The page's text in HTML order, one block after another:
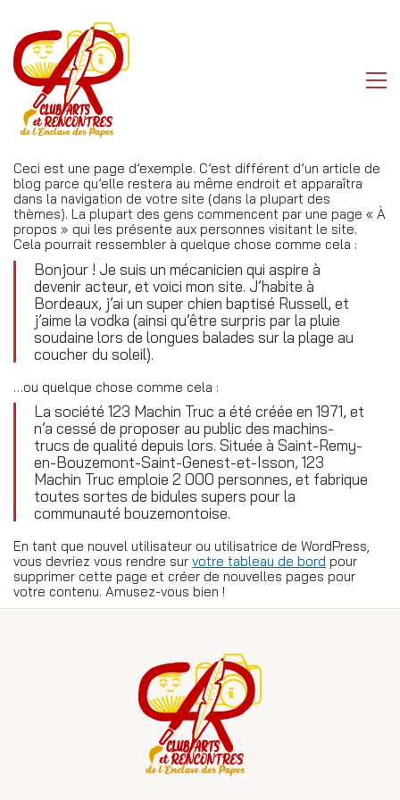
Ceci est une page d’exemple. C’est différent d’un article de
blog parce qu’elle restera au même endroit et apparaîtra
dans la navigation de votre site (dans la plupart des
thèmes). La plupart des gens commencent par une page « À
propos » qui les présente aux personnes visitant le site.
Cela pourrait ressembler à quelque chose comme cela :
Bonjour ! Je suis un mécanicien qui aspire à
devenir acteur, et voici mon site. J’habite à
Bordeaux, j’ai un super chien baptisé Russell, et
j’aime la vodka (ainsi qu’être surpris par la pluie
soudaine lors de longues balades sur la plage au
coucher du soleil).
…ou quelque chose comme cela :
La société 123 Machin Truc a été créée en 1971, et
n’a cessé de proposer au public des machins-
trucs de qualité depuis lors. Située à Saint-Remy-
en-Bouzemont-Saint-Genest-et-Isson, 123
Machin Truc emploie 2 000 personnes, et fabrique
toutes sortes de bidules supers pour la
communauté bouzemontoise.
En tant que nouvel utilisateur ou utilisatrice de WordPress,
vous devriez vous rendre sur votre tableau de bord pour
supprimer cette page et créer de nouvelles pages pour
votre contenu. Amusez-vous bien !